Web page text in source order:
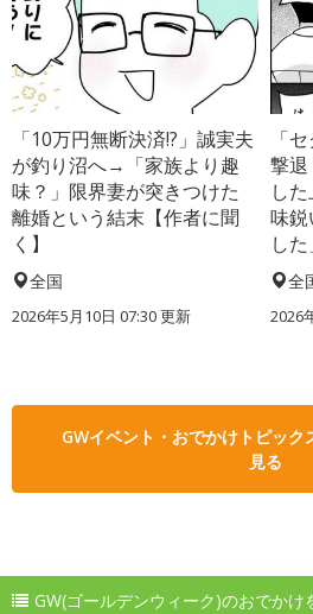
「10万円無断決済!?」誠実夫
が釣り沼へ→「家族より趣
味？」限界妻が突きつけた
離婚という結末【作者に聞
く】
全国
2026年5月10日 07:30 更新
「
撃
し
味鋭
し
全
2026
GWイベント・おでかけトピック
見る
GW(ゴールデンウィーク)のおでかけ